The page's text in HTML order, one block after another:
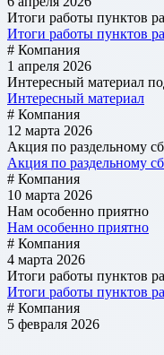
Итоги работы пунктов
Итоги работы пунктов
# Компания
1 апреля 2026
Интересный материал
Интересный материал
# Компания
12 марта 2026
Акция по раздельному
Акция по раздельному
# Компания
10 марта 2026
Нам особенно приятно
Нам особенно приятно
# Компания
4 марта 2026
Итоги работы пунктов
Итоги работы пунктов
# Компания
5 февраля 2026